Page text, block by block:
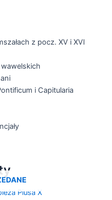
z pocz. XV i XVI
i Capitularia